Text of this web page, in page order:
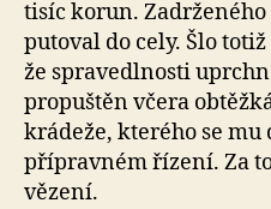
tisíc korun.
putoval do cely. Šlo
že spravedlnosti
propuštěn včera
krádeže, kterého se
přípravném řízení. Za
vězení.